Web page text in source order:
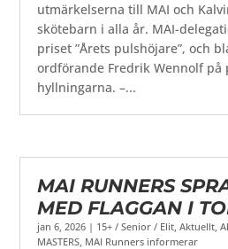
utmärkelserna till MAI och
skötebarn i alla år. MAI-
priset ”Årets pulshöjare”, och
ordförande Fredrik Wennolf på
hyllningarna. –...
MAI RUNNERS
MED FLAGGAN I
jan 6, 2026 | 15+ / Senior / Elit ,Aktuellt ,
MASTERS MAI Runners informerar